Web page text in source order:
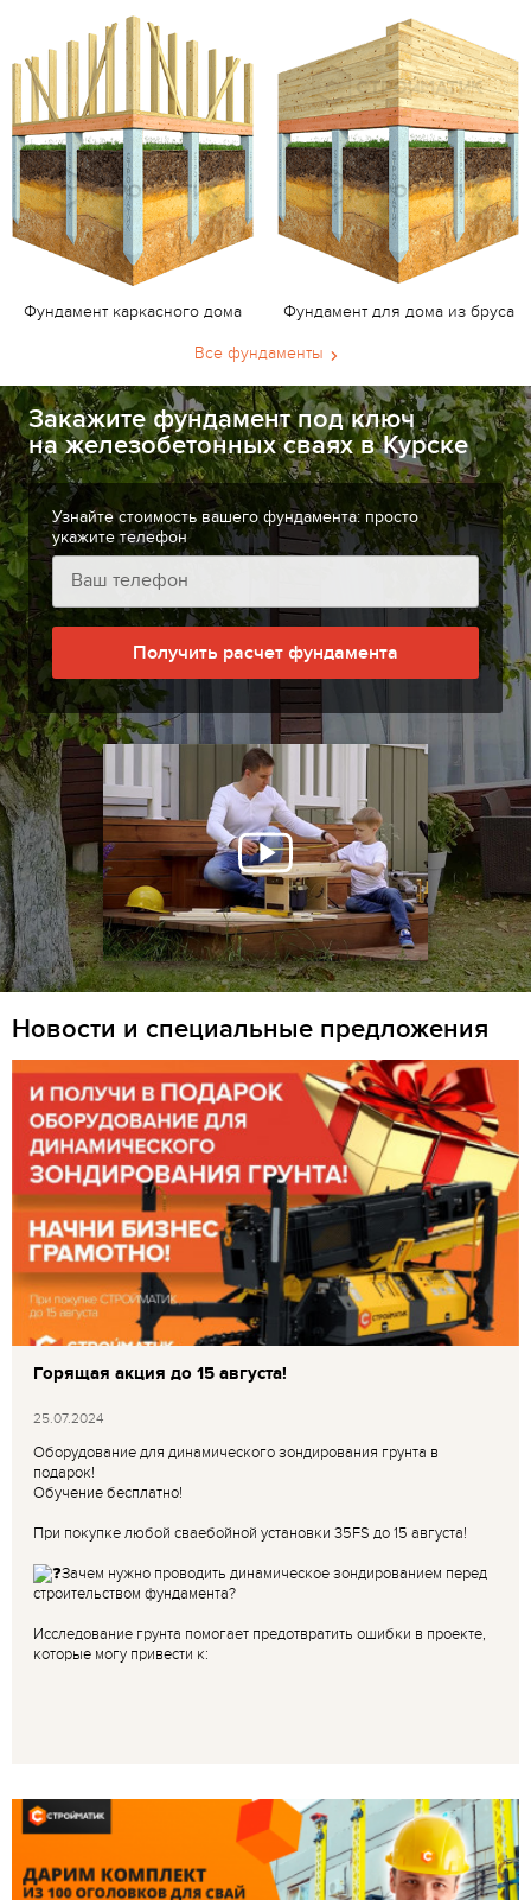
Фундамент каркасного дома Фундамент для дома из бруса
Все фундаменты
Закажите фундамент под ключ
на железобетонных сваях в Курске
Узнайте стоимость вашего фундамента: просто
укажите телефон
Получить расчет фундамента
Новости и специальные предложения
Горящая акция до 15 августа!
25.07.2024
Оборудование для динамического зондирования грунта в
подарок!
Обучение бесплатно!
При покупке любой сваебойной установки 35FS до 15 августа!
Зачем нужно проводить динамическое зондированием перед
строительством фундамента?
Исследование грунта помогает предотвратить ошибки в проекте,
которые могу привести к: